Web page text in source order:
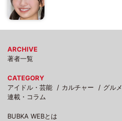
ARCHIVE
著者一覧
CATEGORY
アイドル・芸能
カルチャー グルメ
連載・コラム
BUBKA WEBとは